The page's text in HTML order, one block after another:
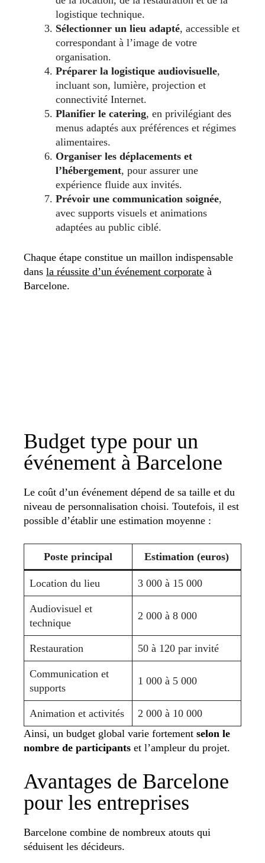
logistique technique.
Sélectionner un lieu adapté, accessible et
correspondant à l’image de votre
organisation.
Préparer la logistique audiovisuelle,
incluant son, lumière, projection et
connectivité Internet.
Planifier le catering, en privilégiant des
menus adaptés aux préférences et régimes
alimentaires.
Organiser les déplacements et
l’hébergement, pour assurer une
expérience fluide aux invités.
Prévoir une communication soignée,
avec supports visuels et animations
adaptées au public ciblé.
Chaque étape constitue un maillon indispensable
dans la réussite d’un événement corporate à
Barcelone.
Budget type pour un
événement à Barcelone
Le coût d’un événement dépend de sa taille et du
niveau de personnalisation choisi. Toutefois, il est
possible d’établir une estimation moyenne :
Poste principal Estimation (euros)
Location du lieu 3 000 à 15 000
Audiovisuel et
technique
2 000 à 8 000
Restauration 50 à 120 par invité
Communication et
supports
1 000 à 5 000
Animation et activités
2 000 à 10 000
Ainsi, un budget global varie fortement selon le
nombre de participants et l’ampleur du projet.
Avantages de Barcelone
pour les entreprises
Barcelone combine de nombreux atouts qui
séduisent les décideurs.